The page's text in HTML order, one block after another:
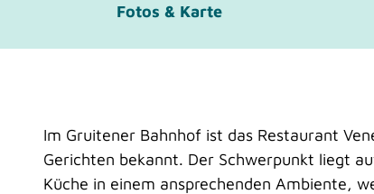
Fotos & Karte
Im Gruitener Bahnhof ist das Restaurant
Gerichten bekannt. Der Schwerpunkt liegt
Küche in einem ansprechenden Ambiente,